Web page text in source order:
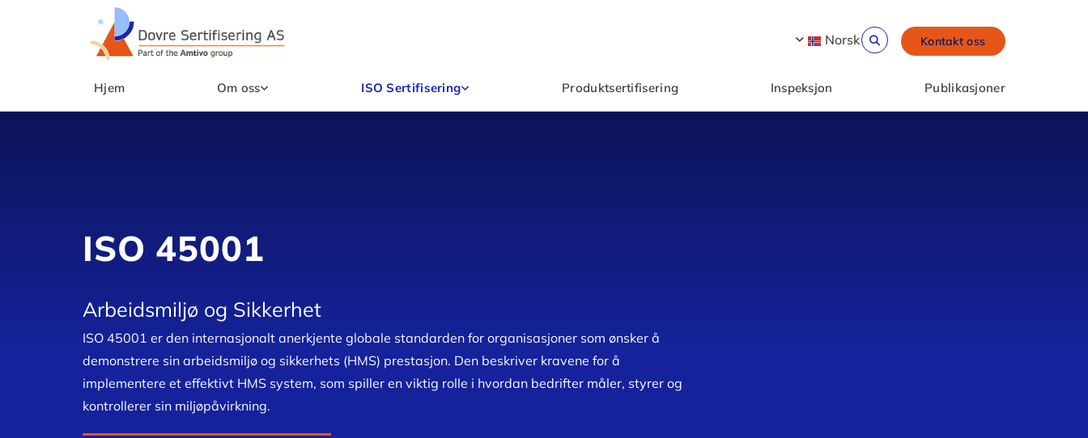
Kontakt oss
Norsk
Hjem Om oss ISO Sertifisering Produktsertifisering Inspeksjon Publikasjoner
ISO 45001
Arbeidsmiljø og Sikkerhet
ISO 45001 er den internasjonalt anerkjente globale standarden for organisasjoner som ønsker å
demonstrere sin arbeidsmiljø og sikkerhets (HMS) prestasjon. Den beskriver kravene for å
implementere et effektivt HMS system, som spiller en viktig rolle i hvordan bedrifter måler, styrer og
kontrollerer sin miljøpåvirkning.